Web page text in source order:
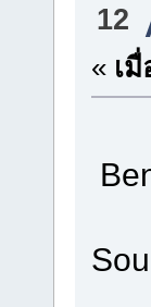
12
« เมื่